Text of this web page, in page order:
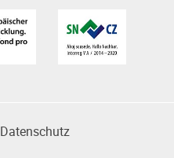
Datenschutz